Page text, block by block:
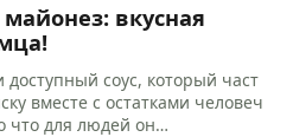
вкусная
соус, который част
вместе с остатками человеч
что для людей он…